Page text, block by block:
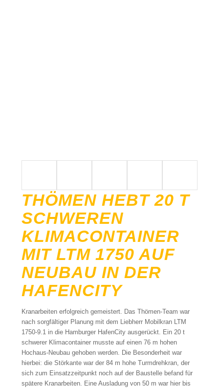
THÖMEN HEBT 20 T
SCHWEREN
KLIMACONTAINER
MIT LTM 1750 AUF
NEUBAU IN DER
HAFENCITY
Kranarbeiten erfolgreich gemeistert. Das Thömen-Team war
nach sorgfältiger Planung mit dem Liebherr Mobilkran LTM
1750-9.1 in die Hamburger HafenCity ausgerückt. Ein 20 t
schwerer Klimacontainer musste auf einen 76 m hohen
Hochaus-Neubau gehoben werden. Die Besonderheit war
hierbei: die Störkante war der 84 m hohe Turmdrehkran, der
sich zum Einsatzzeitpunkt noch auf der Baustelle befand für
spätere Kranarbeiten. Eine Ausladung von 50 m war hier bis